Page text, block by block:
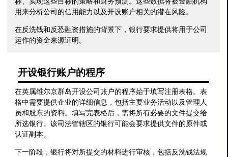
用来分析公司的信用能力以及开设账户相关的潜在风险。
在反洗钱和反恐融资措施的背景下，银行要求提供将用于公司
运作的资金来源证明。
开设银行账户的程序
在英属维尔京群岛开设公司账户的程序始于填写注册表格。表
格中需要提供企业的详细信息，包括主要业务活动以及管理人
员和股东的资料。填写完表格后，需将所有必要的文件提交给
所选银行。该司法管辖区的银行可能会要求提供文件的原件或
认证副本。
下一阶段，银行将对所提交的材料进行审核，包括反洗钱法规